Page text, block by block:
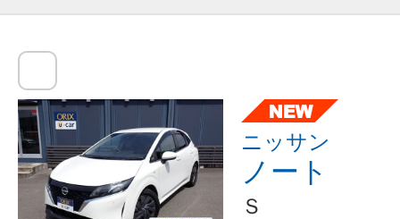
ニッサン
ノート
Ｓ